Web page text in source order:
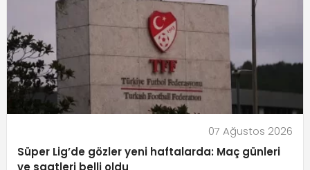
07 Ağustos 2026
Süper Lig’de gözler yeni haftalarda: Maç günleri
ve saatleri belli oldu